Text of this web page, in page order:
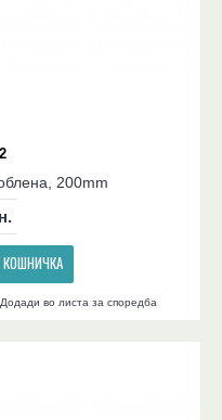
200mm
Додади во листа за споредба